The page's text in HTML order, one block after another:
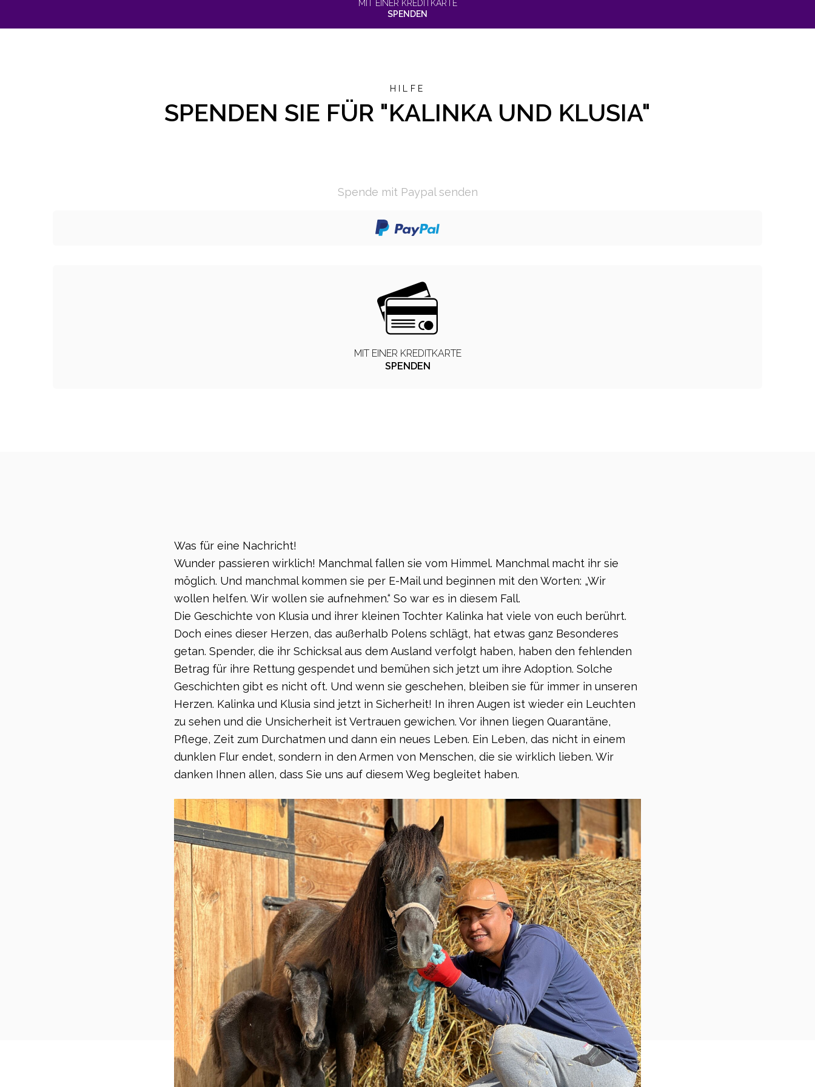
MIT EINER KREDITKARTE
SPENDEN
HILFE
SPENDEN SIE FÜR "KALINKA UND KLUSIA"
Spende mit Paypal senden
MIT EINER KREDITKARTE
SPENDEN
Was für eine Nachricht!
Wunder passieren wirklich! Manchmal fallen sie vom Himmel. Manchmal macht ihr sie
möglich. Und manchmal kommen sie per E-Mail und beginnen mit den Worten: „Wir
wollen helfen. Wir wollen sie aufnehmen.“ So war es in diesem Fall.
Die Geschichte von Klusia und ihrer kleinen Tochter Kalinka hat viele von euch berührt.
Doch eines dieser Herzen, das außerhalb Polens schlägt, hat etwas ganz Besonderes
getan. Spender, die ihr Schicksal aus dem Ausland verfolgt haben, haben den fehlenden
Betrag für ihre Rettung gespendet und bemühen sich jetzt um ihre Adoption. Solche
Geschichten gibt es nicht oft. Und wenn sie geschehen, bleiben sie für immer in unseren
Herzen. Kalinka und Klusia sind jetzt in Sicherheit! In ihren Augen ist wieder ein Leuchten
zu sehen und die Unsicherheit ist Vertrauen gewichen. Vor ihnen liegen Quarantäne,
Pflege, Zeit zum Durchatmen und dann ein neues Leben. Ein Leben, das nicht in einem
dunklen Flur endet, sondern in den Armen von Menschen, die sie wirklich lieben. Wir
danken Ihnen allen, dass Sie uns auf diesem Weg begleitet haben.